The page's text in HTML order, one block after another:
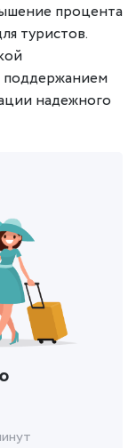
процента
туристов.
поддержанием
надежного